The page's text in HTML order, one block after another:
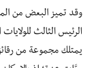
وقد تميز البعض من
الرئيس الثالث
يمتلك مجموعة من